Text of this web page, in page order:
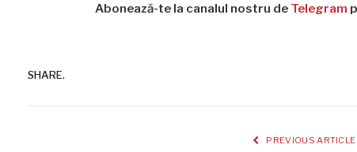
Abonează-te la canalul nostru de Telegram
SHARE.
PREVIOUS ARTICLE